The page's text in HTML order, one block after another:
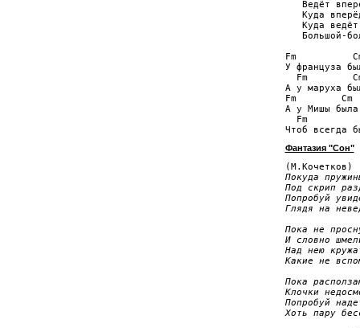
Ведёт
Куда
Куда
Большой-
Fm
У француза
Fm
А у маруха
Fm
А у Мишы была
Fm
Фантазия "Сон"
Покуда
Под скрип
Попробуй
Глядя на
Пока не
И словно
Над нею
Какие не
Пока
Клочки
Попробуй
Хоть пару